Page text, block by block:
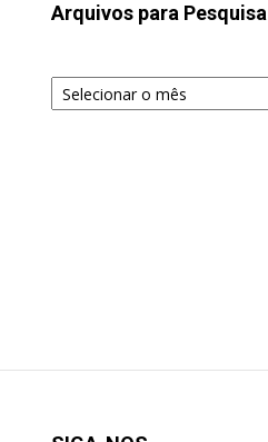
Arquivos para Pesquisa
Arquivos
para